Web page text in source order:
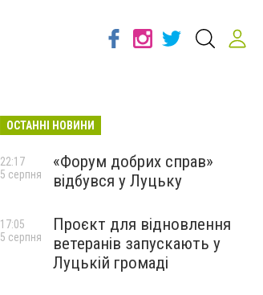
ОСТАННІ НОВИНИ
«Форум добрих справ»
відбувся у Луцьку
22:17
5 серпня
Проєкт для відновлення
ветеранів запускають у
Луцькій громаді
17:05
5 серпня